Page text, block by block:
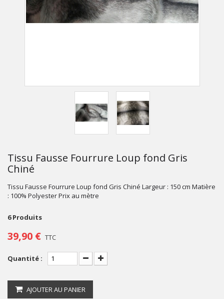
Tissu Fausse Fourrure Loup fond Gris
Chiné
Tissu Fausse Fourrure Loup fond Gris Chiné Largeur : 150 cm Matière
: 100% Polyester Prix au mètre
6 Produits
39,90 € TTC
Quantité :
AJOUTER AU PANIER